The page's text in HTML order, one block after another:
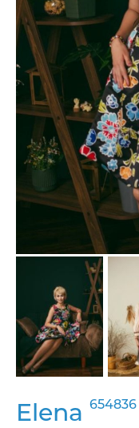
Elena 654836